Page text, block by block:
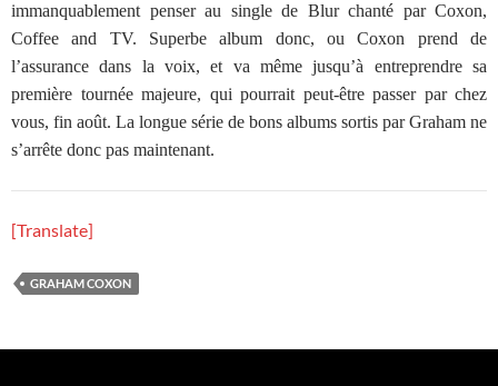
immanquablement penser au single de Blur chanté par Coxon,
Coffee and TV. Superbe album donc, ou Coxon prend de
l’assurance dans la voix, et va même jusqu’à entreprendre sa
première tournée majeure, qui pourrait peut-être passer par chez
vous, fin août. La longue série de bons albums sortis par Graham ne
s’arrête donc pas maintenant.
[Translate]
GRAHAM COXON